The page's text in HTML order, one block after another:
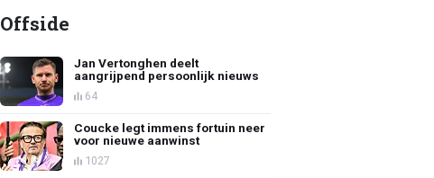
Offside
Jan Vertonghen deelt
aangrijpend persoonlijk nieuws
64
Coucke legt immens fortuin neer
voor nieuwe aanwinst
1027